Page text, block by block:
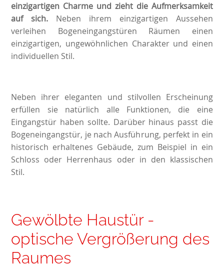
einzigartigen Charme und zieht die Aufmerksamkeit
auf sich. Neben ihrem einzigartigen Aussehen
verleihen Bogeneingangstüren Räumen einen
einzigartigen, ungewöhnlichen Charakter und einen
individuellen Stil.
Neben ihrer eleganten und stilvollen Erscheinung
erfüllen sie natürlich alle Funktionen, die eine
Eingangstür haben sollte. Darüber hinaus passt die
Bogeneingangstür, je nach Ausführung, perfekt in ein
historisch erhaltenes Gebäude, zum Beispiel in ein
Schloss oder Herrenhaus oder in den klassischen
Stil.
Gewölbte Haustür -
optische Vergrößerung des
Raumes